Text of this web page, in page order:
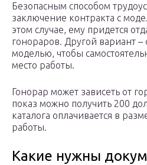
Безопасным способом
заключение контракта с
этом случае, ему придется
гонораров. Другой вариант –
моделью, чтобы
место работы.
Гонорар может зависеть от
показ можно получить 200
каталога оплачивается в
работы.
Какие нужны